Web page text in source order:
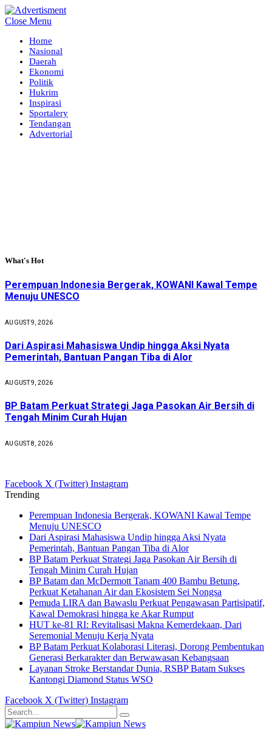
Close Menu
Home
Nasional
Daerah
Ekonomi
Politik
Hukrim
Inspirasi
Sportalery
Tendangan
Advertorial
What's Hot
Perempuan Indonesia Bergerak, KOWANI Kawal Tempe
Menuju UNESCO
AUGUST 9, 2026
Dari Aspirasi Mahasiswa Undip hingga Aksi Nyata
Pemerintah, Bantuan Pangan Tiba di Alor
AUGUST 9, 2026
BP Batam Perkuat Strategi Jaga Pasokan Air Bersih di
Tengah Minim Curah Hujan
AUGUST 8, 2026
Facebook X (Twitter) Instagram
Trending
Perempuan Indonesia Bergerak, KOWANI Kawal Tempe
Menuju UNESCO
Dari Aspirasi Mahasiswa Undip hingga Aksi Nyata
Pemerintah, Bantuan Pangan Tiba di Alor
BP Batam Perkuat Strategi Jaga Pasokan Air Bersih di
Tengah Minim Curah Hujan
BP Batam dan McDermott Tanam 400 Bambu Betung,
Perkuat Ketahanan Air dan Ekosistem Sei Nongsa
Pemuda LIRA dan Bawaslu Perkuat Pengawasan Partisipatif,
Kawal Demokrasi hingga ke Akar Rumput
HUT ke-81 RI: Revitalisasi Makna Kemerdekaan, Dari
Seremonial Menuju Kerja Nyata
BP Batam Perkuat Kolaborasi Literasi, Dorong Pembentukan
Generasi Berkarakter dan Berwawasan Kebangsaan
Layanan Stroke Berstandar Dunia, RSBP Batam Sukses
Kantongi Diamond Status WSO
Facebook X (Twitter) Instagram